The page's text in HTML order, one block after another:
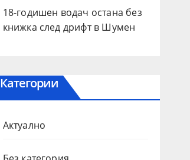
18-годишен водач остана без
книжка след дрифт в Шумен
Категории
Актуално